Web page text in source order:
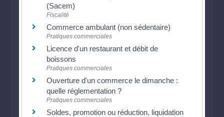
(Sacem)
Fiscalité
Commerce ambulant (non sédentaire)
Pratiques commerciales
Licence d'un restaurant et débit de
boissons
Pratiques commerciales
Ouverture d'un commerce le dimanche :
quelle réglementation ?
Pratiques commerciales
Soldes, promotion ou réduction, liquidation